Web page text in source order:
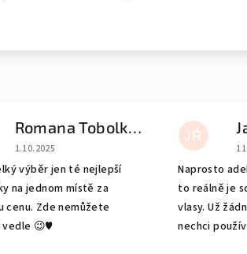
Romana Tobolková
Hodnocení obchodu je 5 z 5 hvězdiček.
1.10.2025
výběr jen té nejlepší
na jednom místě za
cenu. Zde nemůžete
vedle 😉♥️
JŘ
Naprosto
to reálně je
vlasy. Už
nechci